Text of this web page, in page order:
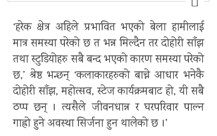
‘हरेक क्षेत्र अहिले प्रभावित भएको बेला हामीलाई
मात्र समस्या परेको छ त भन्न मिल्दैन तर दोहोरी साँझ
तथा स्टुडियोहरु सबै बन्द भएको कारण समस्या परेको
छ,’ श्रेष्ठ भन्छन् ‘कलाकारहरुको बाच्ने आधार भनेकै
दोहोरी साँझ, महोत्सव, स्टेज कार्यक्रमबाट हो, यी सबै
ठप्प छन् । त्यसैले जीवनधान्न र घरपरिवार पाल्न
गाह्रो हुने अवस्था सिर्जना हुन थालेको छ ।’